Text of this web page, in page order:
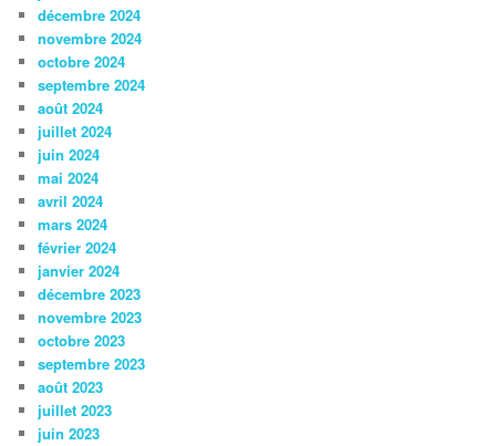
décembre 2024
novembre 2024
octobre 2024
septembre 2024
août 2024
juillet 2024
juin 2024
mai 2024
avril 2024
mars 2024
février 2024
janvier 2024
décembre 2023
novembre 2023
octobre 2023
septembre 2023
août 2023
juillet 2023
juin 2023